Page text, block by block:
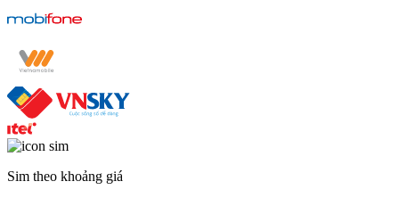
Sim theo khoảng giá